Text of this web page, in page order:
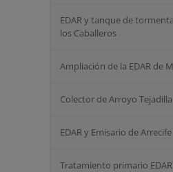
EDAR y tanque de
los Caballeros
Ampliación de la EDAR de
Colector de Arroyo Tejadilla
EDAR y Emisario de Arrecife
Tratamiento primario